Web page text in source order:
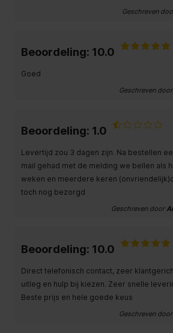
Geschreven
Beoordeling: 10.0
Goed
Geschreven door
Beoordeling: 1.0
Levertijd zou 3 dagen zijn. Na bestellen
mail gehad met de melding we bellen als
weken en meerdere keren
toch nog bezorgd
Geschreven door
Beoordeling: 10.0
Direct telefonisch contact, zeer
uitleg en hulp bij kiezen. Zeer snelle
Beste prijs en hele goede keus
Geschreven door